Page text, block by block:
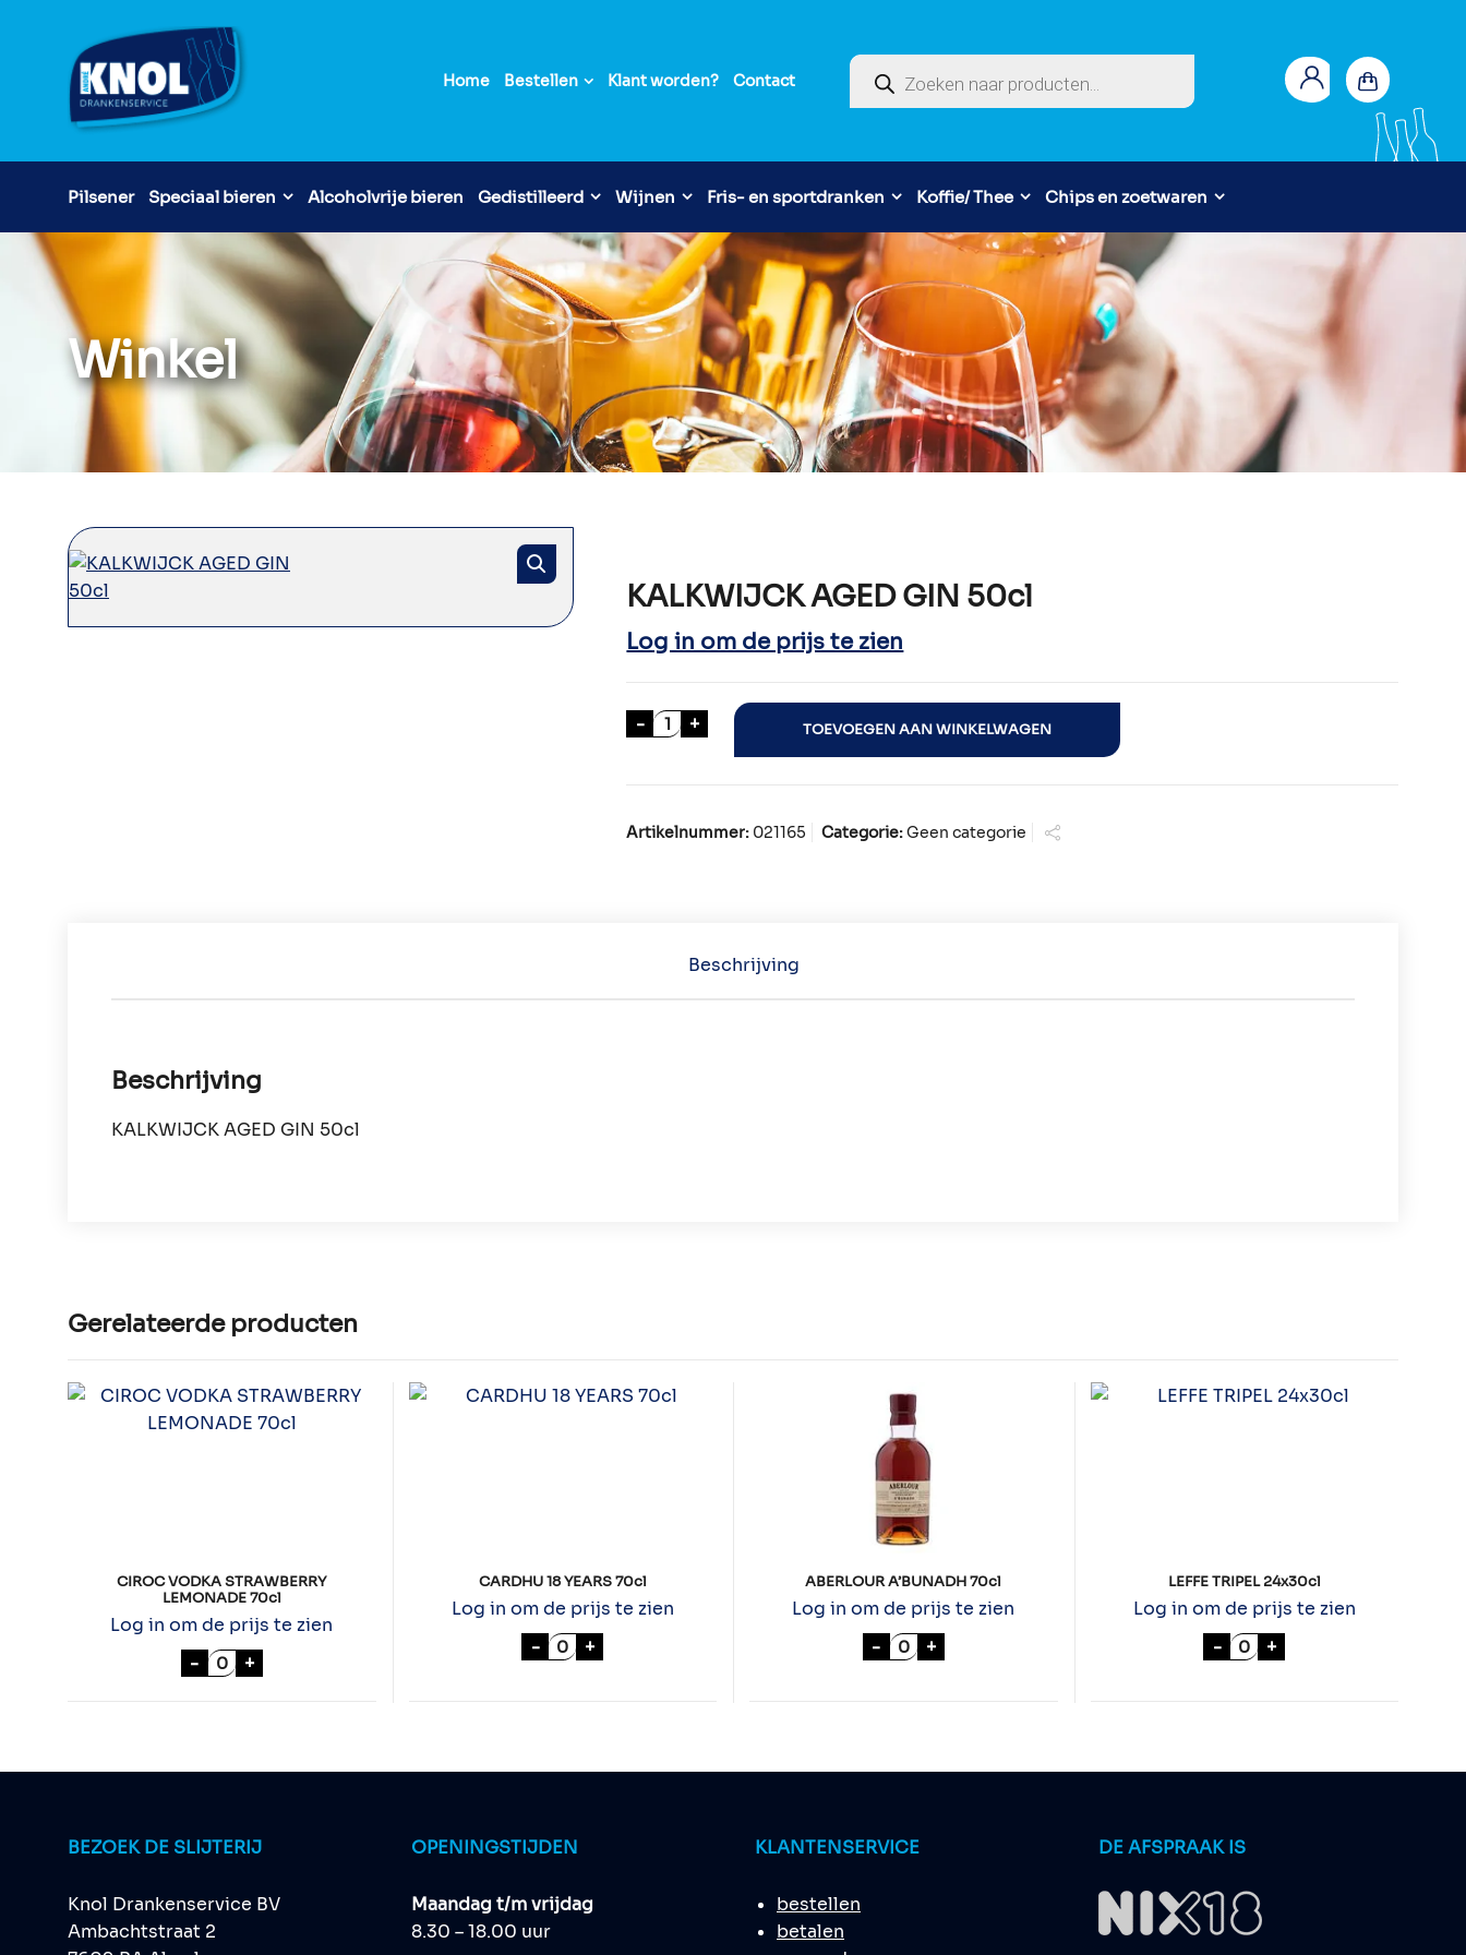
Home Bestellen Klant worden? Contact
Producten zoeken
Pilsener Speciaal bieren Alcoholvrije bieren Gedistilleerd Wijnen Fris- en sportdranken Koffie/ Thee Chips en zoetwaren
Winkel
KALKWIJCK AGED GIN 50cl
Log in om de prijs te zien
- KALKWIJCK AGED GIN 50cl aantal
+ TOEVOEGEN AAN WINKELWAGEN
Artikelnummer: 021165 Categorie:Geen categorie
Beschrijving
Beschrijving
KALKWIJCK AGED GIN 50cl
Gerelateerde producten
CIROC VODKA STRAWBERRY
LEMONADE 70cl
Log in om de prijs te zien
- CIROC VODKA STRAWBERRY LEMONADE 70cl aantal
+
CARDHU 18 YEARS 70cl
Log in om de prijs te zien
- CARDHU 18 YEARS 70cl aantal
+
ABERLOUR A’BUNADH 70cl
Log in om de prijs te zien
- ABERLOUR A'BUNADH 70cl aantal
+
LEFFE TRIPEL 24x30cl
Log in om de prijs te zien
- LEFFE TRIPEL 24x30cl
+
BEZOEK DE SLIJTERIJ
Knol Drankenservice BV
Ambachtstraat 2
OPENINGSTIJDEN
Maandag t/m vrijdag
8.30 – 18.00 uur
KLANTENSERVICE
bestellen
betalen
DE AFSPRAAK IS